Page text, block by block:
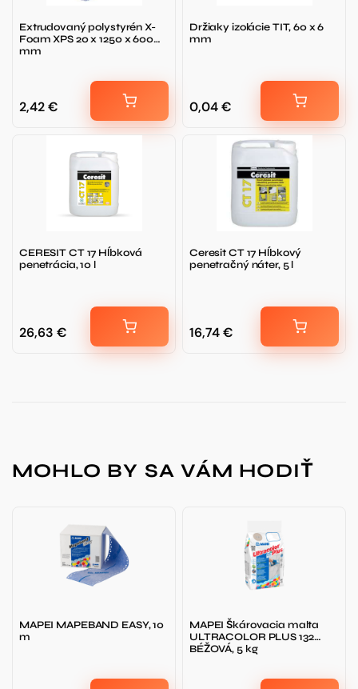
Extrudovaný polystyrén X-
Foam XPS 20 x 1250 x 600
mm
2,42€
Držiaky izolácie TIT, 60 x 6
mm
0,04€
CERESIT CT 17 Hĺbková
penetrácia, 10 l
26,63 €
Ceresit CT 17 Hĺbkový
penetračný náter, 5 l
16,74€
MOHLO BY SA VÁM HODIŤ
MAPEI MAPEBAND EASY, 10
m
MAPEI Škárovacia malta
ULTRACOLOR PLUS 132
BÉŽOVÁ, 5 kg